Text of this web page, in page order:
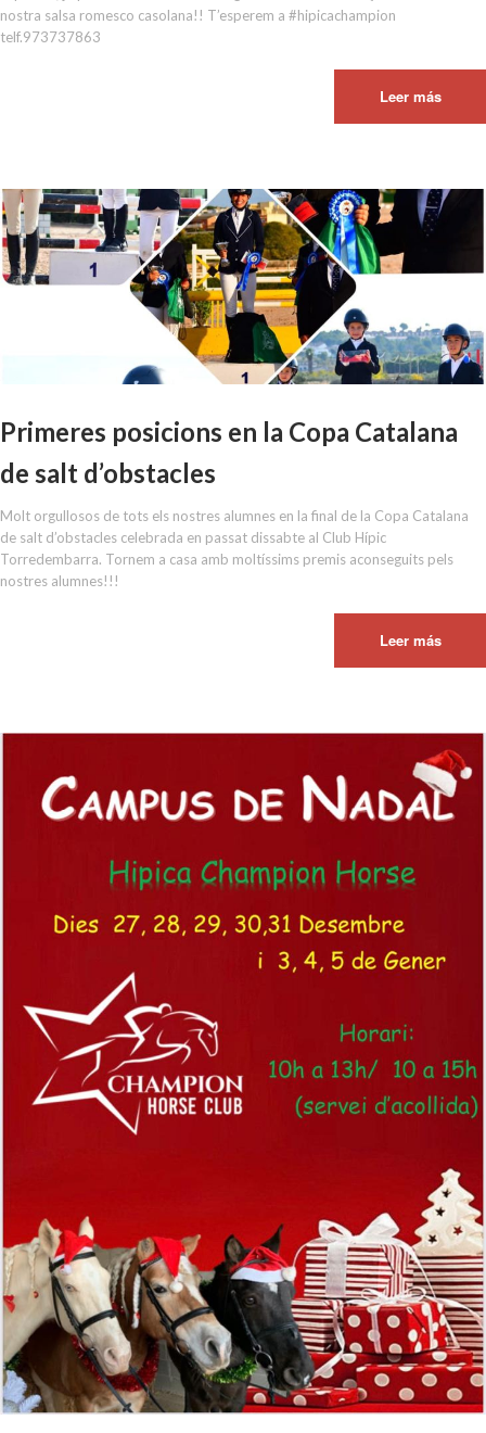
nostra salsa romesco casolana!! T’esperem a #hipicachampion
telf.973737863
Leer más
Primeres posicions en la Copa Catalana
de salt d’obstacles
Molt orgullosos de tots els nostres alumnes en la final de la Copa Catalana
de salt d’obstacles celebrada en passat dissabte al Club Hípic
Torredembarra. Tornem a casa amb moltíssims premis aconseguits pels
nostres alumnes!!!
Leer más